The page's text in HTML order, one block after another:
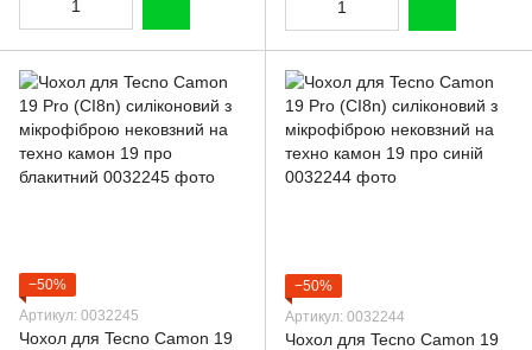
−50%
Артикул: 0032245
Чохол для Tecno Camon 19
−50%
Артикул: 0032244
Чохол для Tecno Camon 19